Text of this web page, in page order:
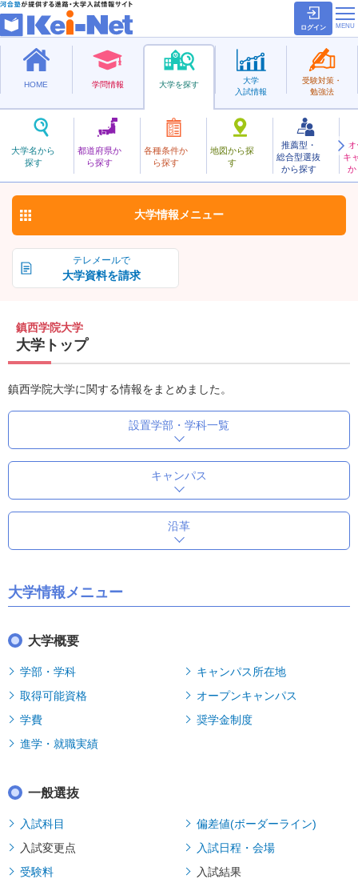
ログイン
HOME 学問情報 大学を探す
大学名から
探す
都道府県か
ら探す
各種条件か
ら探す
地図から探
す
推薦型・
総合型選抜
から探す
キ
か
大学
入試情報
受験対策・
勉強法
私立
ちんぜいがくいん
鎮西学院大学 お気に入り
テレメールで
大学資料を請求
大学情報 メニュー
鎮西学院大学
大学トップ
鎮西学院大学に関する情報をまとめました。
設置学部・学科一覧
キャンパス
沿革
大学情報メニュー
大学概要
学部・学科
キャンパス所在地
取得可能資格
オープンキャンパス
学費
奨学金制度
進学・就職実績
一般選抜
入試科目
偏差値(ボーダーライン)
入試変更点
入試日程・会場
受験料
入試結果